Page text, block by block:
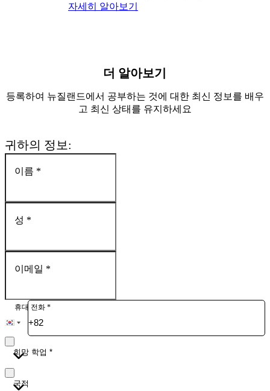
자세히 알아보기
더 알아보기
등록하여 뉴질랜드에서 공부하는 것에 대한 최신 정보를 배우
고 최신 상태를 유지하세요
귀하의 정보:
이름 *
성 *
이메일 *
휴대 전화 *
희망 학업 *
국적